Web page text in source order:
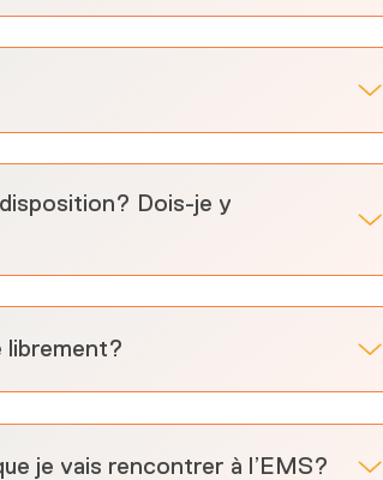
Dois-je y
librement?
je vais rencontrer à l’EMS?